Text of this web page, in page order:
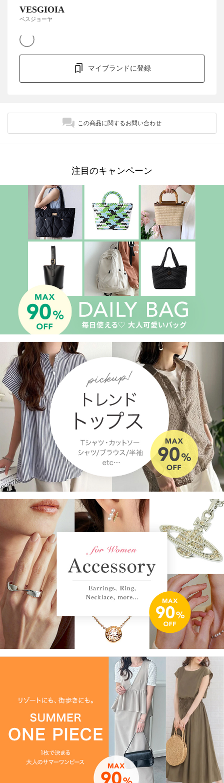
VESGIOIA
ベスジョーヤ
マイブランドに登録
この商品に関するお問い合わせ
注目のキャンペーン